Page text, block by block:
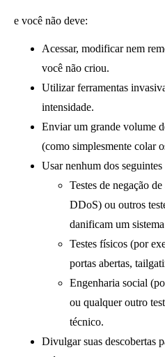
e você não deve:
Acessar, modificar nem
você não criou.
Utilizar ferramentas
intensidade.
Enviar um grande volume
(como simplesmente colar
Usar nenhum dos seguintes
Testes de negação
DDoS) ou outros
danificam um
Testes físicos (por
portas abertas,
Engenharia social
ou qualquer outro
técnico.
Divulgar suas descobertas